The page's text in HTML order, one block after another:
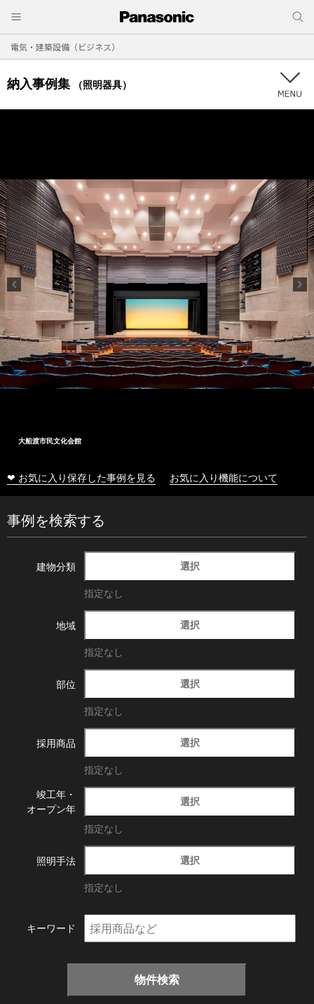
電気・建築設備（ビジネス）
納入事例集 （照明器具）
大船渡市民文化会館
❤ お気に入り保存した事例を見る お気に入り機能について
事例を検索する
建物分類 選択
指定なし
地域 選択
指定なし
部位 選択
指定なし
採用商品 選択
指定なし
竣工年・
オープン年
選択
指定なし
照明手法 選択
指定なし
キーワード
物件検索